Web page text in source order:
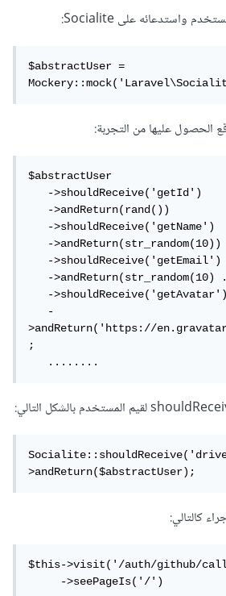
$abstractUser =
الحصول عليها من التجربة:
$abstractUser
   ->shouldReceive('getId')
   ->andReturn(rand())
   ->shouldReceive('getName')
   ->andReturn(str_random(10))
   ->shouldReceive('getEmail')
   ->andReturn(str_random(10) . '@gmail.com')
   ->shouldReceive('getAvatar')
   -
>andReturn('https://
;
   ........
>andReturn($abstractUser);
كالتالي:
$this->visit('/auth/github/
     ->seePageIs('/')